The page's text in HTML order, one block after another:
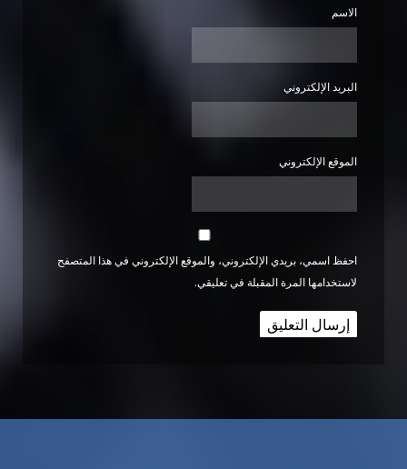
الاسم
البريد الإلكتروني
الموقع الإلكتروني
احفظ اسمي، بريدي الإلكتروني، والموقع الإلكتروني في هذا المتصفح
لاستخدامها المرة المقبلة في تعليقي.